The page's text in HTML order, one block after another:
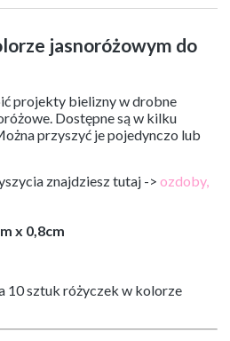
jasnoróżowym do
projekty bielizny w drobne
Dostępne są w kilku
przyszyć je pojedynczo lub
znajdziesz tutaj -> ozdoby,
x 0,8cm
10 sztuk różyczek w kolorze